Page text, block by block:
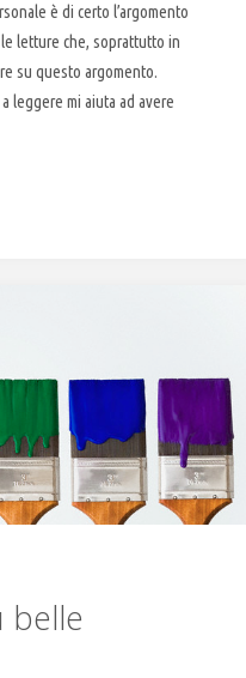
è di certo l’argomento
letture che, soprattutto in
su questo argomento.
leggere mi aiuta ad avere
belle